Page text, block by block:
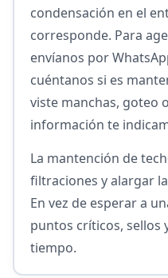
condensación en el
corresponde. Para
envíanos por
cuéntanos si es
viste manchas, goteo
información te
La mantención de
filtraciones y alargar
En vez de esperar a
puntos críticos, sellos
tiempo.